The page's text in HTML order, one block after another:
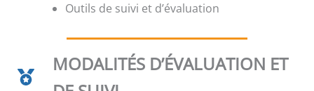
Outils de suivi et d’évaluation
MODALITÉS D’ÉVALUATION ET